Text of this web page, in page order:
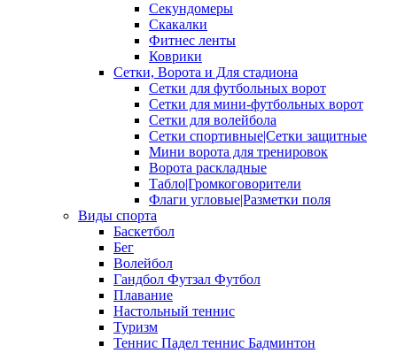
Секундомеры
Скакалки
Фитнес ленты
Коврики
Сетки, Ворота и Для стадиона
Сетки для футбольных ворот
Сетки для мини-футбольных ворот
Сетки для волейбола
Сетки спортивные|Сетки защитные
Мини ворота для тренировок
Ворота раскладные
Табло|Громкоговорители
Флаги угловые|Разметки поля
Виды спорта
Баскетбол
Бег
Волейбол
Гандбол Футзал Футбол
Плавание
Настольный теннис
Туризм
Теннис Падел теннис Бадминтон